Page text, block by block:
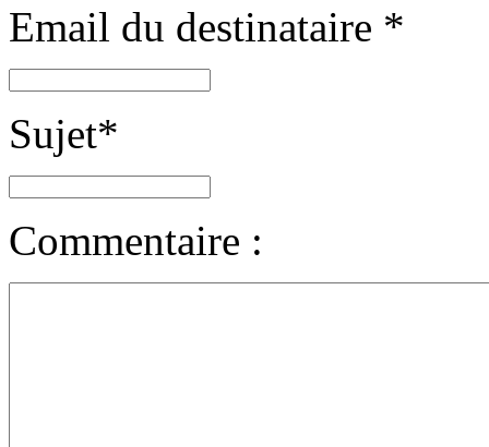
Email du destinataire *
Sujet*
Commentaire :